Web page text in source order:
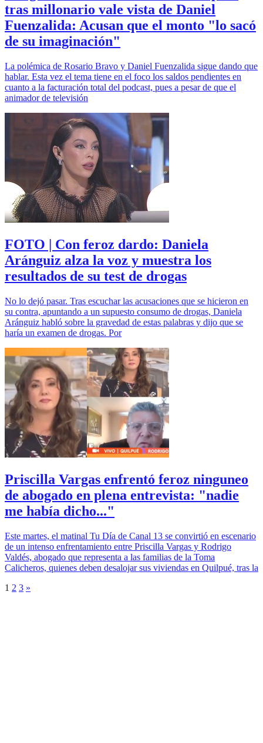
tras millonario vale vista de Daniel
Fuenzalida: Acusan que el monto "lo sacó
de su imaginación"
La polémica de Rosario Bravo y Daniel Fuenzalida sigue dando que
hablar. Esta vez el tema tiene en el foco los saldos pendientes en
cuanto a la facturación total del podcast, pues a pesar de que el
animador de televisión
FOTO | Con feroz dardo: Daniela
Aránguiz alza la voz y muestra los
resultados de su test de drogas
No lo dejó pasar. Tras escuchar las acusaciones que se hicieron en
su contra, apuntando a un supuesto consumo de drogas, Daniela
Aránguiz habló sobre la gravedad de estas palabras y dijo que se
haría un examen de drogas. Por
Priscilla Vargas enfrentó feroz ninguneo
de abogado en plena entrevista: "nadie
me había dicho..."
Este martes, el matinal Tu Día de Canal 13 se convirtió en escenario
de un intenso enfrentamiento entre Priscilla Vargas y Rodrigo
Valdés, abogado que representa a las familias de la Toma
Calicheros, quienes deben desalojar sus viviendas en Quilpué, tras la
1 2 3 »